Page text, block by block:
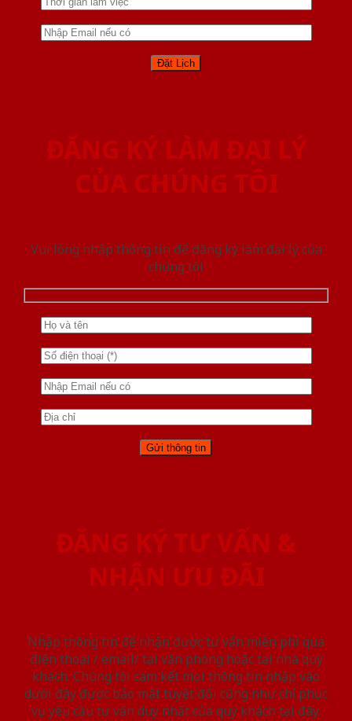
ĐĂNG KÝ LÀM ĐẠI LÝ
CỦA CHÚNG TÔI
Vui lòng nhập thông tin để đăng ký làm đại lý của
chúng tôi
ĐĂNG KÝ TƯ VẤN &
NHẬN ƯU ĐÃI
Nhập thông tin để nhận được tư vấn miễn phí qua
điện thoại / email/ tại văn phòng hoặc tại nhà quý
khách. Chúng tôi cam kết mọi thông tin nhập vào
dưới đây được bảo mật tuyệt đối cũng như chỉ phục
vụ yêu cầu tư vấn duy nhất của quý khách tại đây.